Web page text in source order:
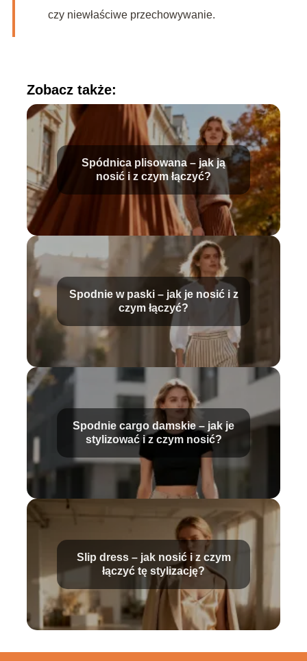
czy niewłaściwe przechowywanie.
Zobacz także:
Spódnica plisowana – jak ją
nosić i z czym łączyć?
Spodnie w paski – jak je nosić i z
czym łączyć?
Spodnie cargo damskie – jak je
stylizować i z czym nosić?
Slip dress – jak nosić i z czym
łączyć tę stylizację?